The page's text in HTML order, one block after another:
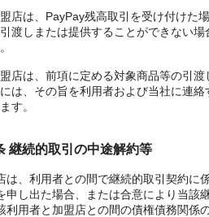
店は、PayPay残高取引を受け付けた
渡しまたは提供することができない
店は、前項に定める対象商品等の引
は、その旨を利用者および当社に連
す。
継続的取引の中途解約等
は、利用者との間で継続的取引契約に
申し出た場合、または合意により当該
利用者と加盟店との間の債権債務関係